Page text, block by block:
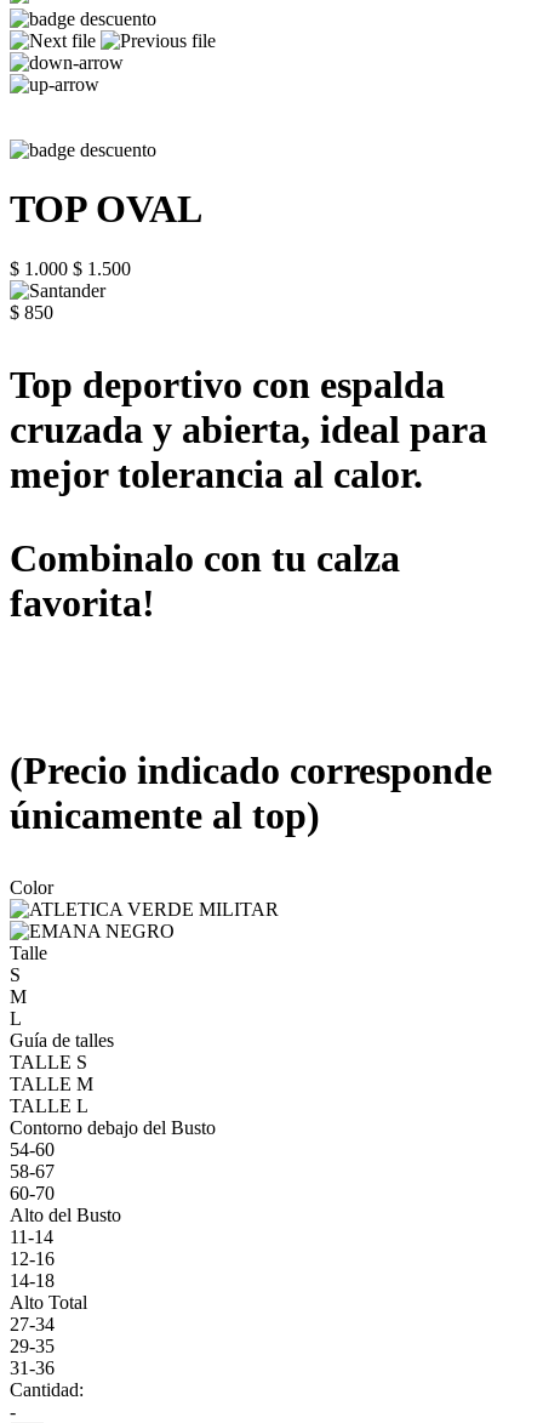
TOP OVAL
$ 1.000 $ 1.500
$ 850
Top deportivo con espalda
cruzada y abierta, ideal para
mejor tolerancia al calor.
Combinalo con tu calza
favorita!
(Precio indicado corresponde
únicamente al top)
Color
Talle
S
M
L
Guía de talles
TALLE S
TALLE M
TALLE L
Contorno debajo del Busto
54-60
58-67
60-70
Alto del Busto
11-14
12-16
14-18
Alto Total
27-34
29-35
31-36
Cantidad:
-